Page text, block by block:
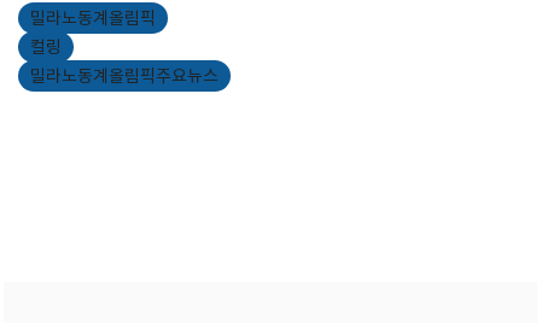
밀라노동계올림픽
컬링
밀라노동계올림픽주요뉴스